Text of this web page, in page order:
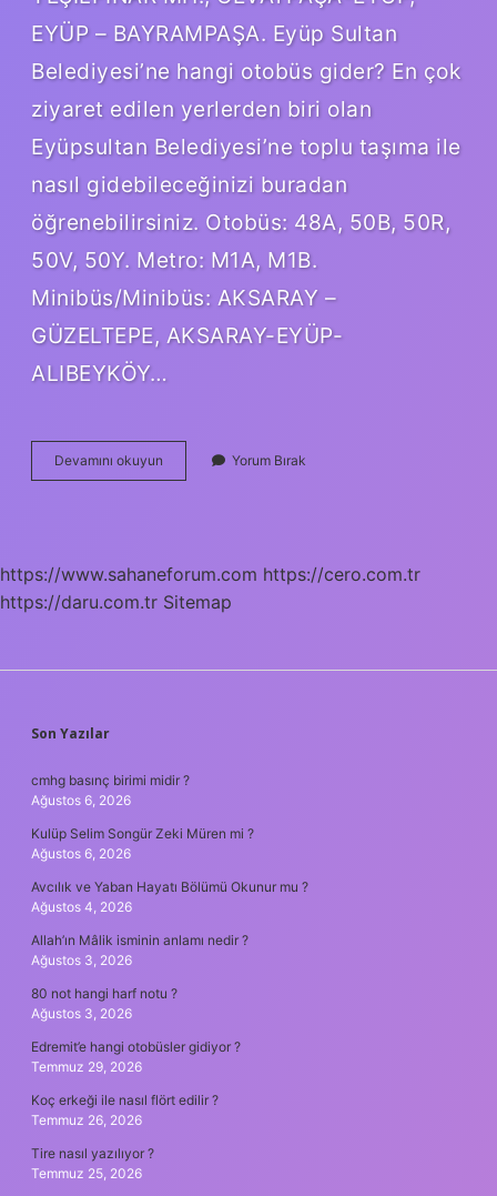
EYÜP – BAYRAMPAŞA. Eyüp Sultan
Belediyesi’ne hangi otobüs gider? En çok
ziyaret edilen yerlerden biri olan
Eyüpsultan Belediyesi’ne toplu taşıma ile
nasıl gidebileceğinizi buradan
öğrenebilirsiniz. Otobüs: 48A, 50B, 50R,
50V, 50Y. Metro: M1A, M1B.
Minibüs/Minibüs: AKSARAY –
GÜZELTEPE, AKSARAY-EYÜP-
ALIBEYKÖY…
Devamını okuyun
Sultan
Yorum Bırak
https://www.sahaneforum.com https://cero.com.tr
https://daru.com.tr Sitemap
SIDEBAR
Son Yazılar
cmhg basınç birimi midir ?
Ağustos 6, 2026
Kulüp Selim Songür Zeki Müren mi ?
Ağustos 6, 2026
Avcılık ve Yaban Hayatı Bölümü Okunur mu ?
Ağustos 4, 2026
Allah’ın Mâlik isminin anlamı nedir ?
Ağustos 3, 2026
80 not hangi harf notu ?
Ağustos 3, 2026
Edremit’e hangi otobüsler gidiyor ?
Temmuz 29, 2026
Koç erkeği ile nasıl flört edilir ?
Temmuz 26, 2026
Tire nasıl yazılıyor ?
Temmuz 25, 2026